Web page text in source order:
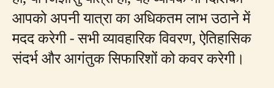
आपको अपनी यात्रा का अधिकतम लाभ उठाने में
मदद करेगी - सभी व्यावहारिक विवरण, ऐतिहासिक
संदर्भ और आगंतुक सिफारिशों को कवर करेगी।